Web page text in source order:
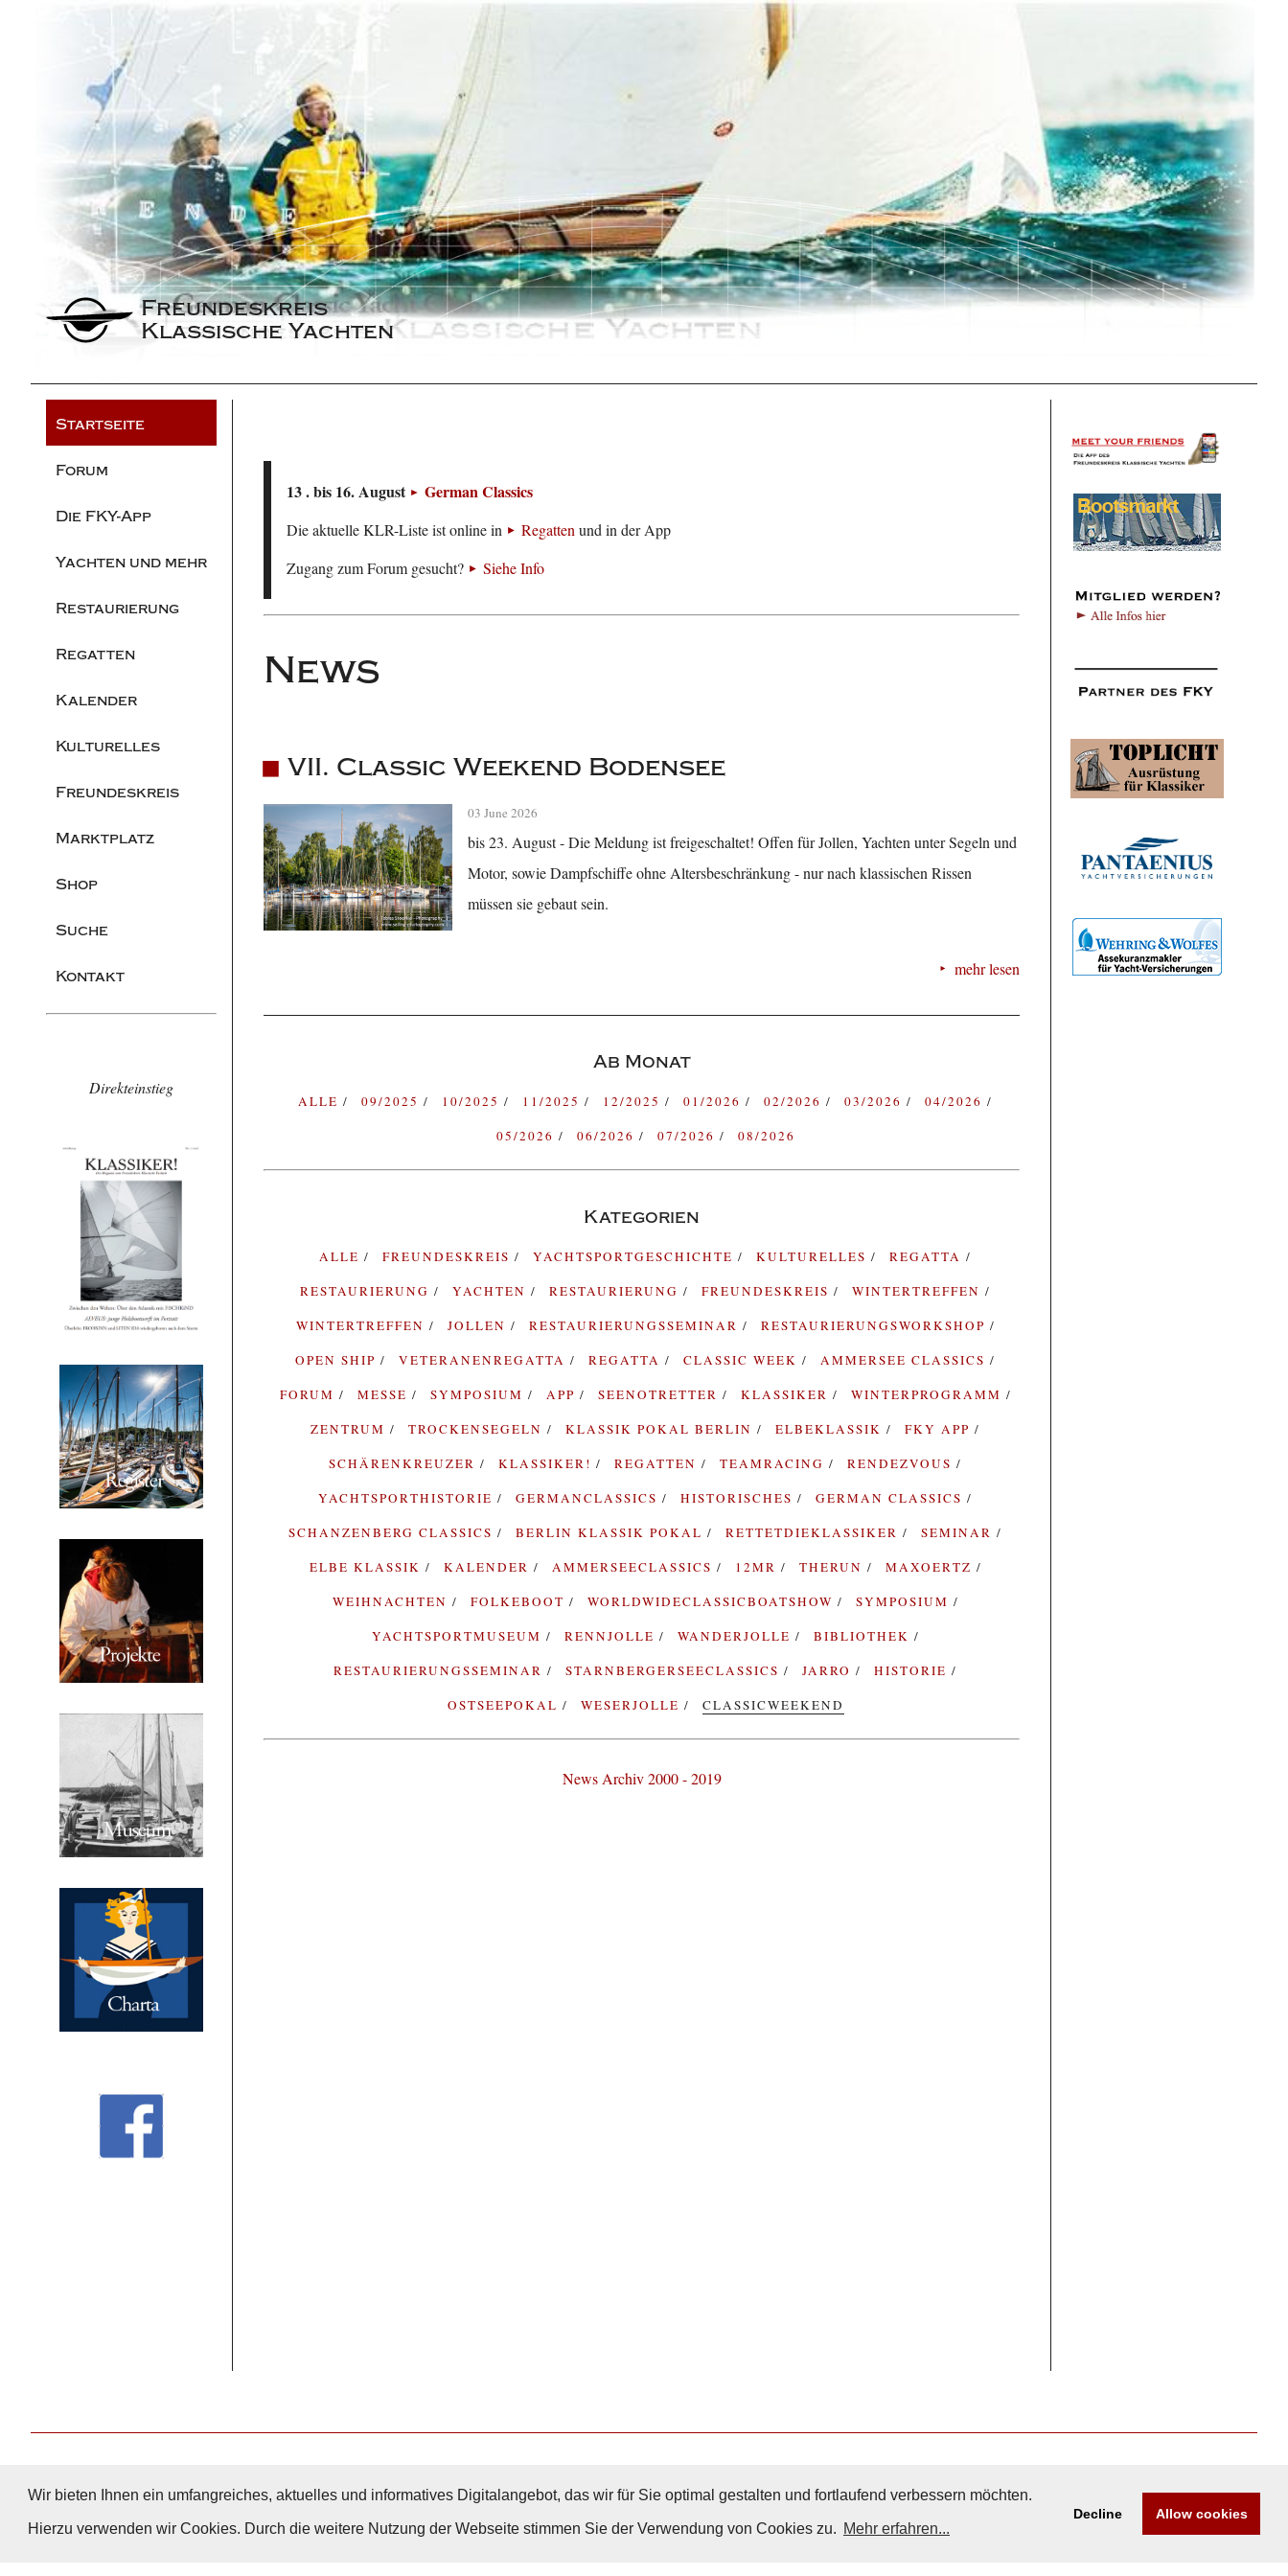
Wir bieten Ihnen ein umfangreiches, aktuelles und informatives Digitalangebot, das wir für Sie optimal gestalten und fortlaufend verbessern möchten.
Hierzu verwenden wir Cookies. Durch die weitere Nutzung der Webseite stimmen Sie der Verwendung von Cookies zu. Mehr erfahren...
Decline Allow cookies
Freundeskreis
Klassische Yachten
Startseite
Forum
Die FKY-App
Yachten und mehr
Restaurierung
Regatten
Kalender
Kulturelles
Freundeskreis
Marktplatz
Shop
Suche
Kontakt
Direkteinstieg
13 . bis 16. August German Classics
Die aktuelle KLR-Liste ist online in Regattenund in der App
Zugang zum Forum gesucht?
Siehe Info
News
VII. Classic Weekend Bodensee
03 June 2026
bis 23. August - Die Meldung ist freigeschaltet! Offen für Jollen, Yachten unter Segeln und
Motor, sowie Dampfschiffe ohne Altersbeschränkung - nur nach klassischen Rissen
müssen sie gebaut sein.
mehr lesen
Ab Monat
ALLE 09/2025 10/2025 11/2025 12/2025 01/2026 02/2026 03/2026
04/2026
05/2026
06/2026 07/2026 08/2026
Kategorien
ALLE FREUNDESKREIS YACHTSPORTGESCHICHTE KULTURELLES
REGATTA
RESTAURIERUNG
YACHTEN RESTAURIERUNG FREUNDESKREIS
WINTERTREFFEN
WINTERTREFFEN
JOLLEN RESTAURIERUNGSSEMINAR
RESTAURIERUNGSWORKSHOP
OPEN SHIP
VETERANENREGATTA REGATTA CLASSIC WEEK
AMMERSEE CLASSICS
FORUM
MESSE SYMPOSIUM APP SEENOTRETTER KLASSIKER
WINTERPROGRAMM
ZENTRUM
TROCKENSEGELN KLASSIK POKAL BERLIN ELBEKLASSIK
FKY APP
SCHÄRENKREUZER
KLASSIKER! REGATTEN TEAMRACING
RENDEZVOUS
YACHTSPORTHISTORIE
GERMANCLASSICS HISTORISCHES
GERMAN CLASSICS
SCHANZENBERG CLASSICS
BERLIN KLASSIK POKAL RETTETDIEKLASSIKER
SEMINAR
ELBE KLASSIK
KALENDER AMMERSEECLASSICS 12MR THERUN
MAXOERTZ
WEIHNACHTEN
FOLKEBOOT WORLDWIDECLASSICBOATSHOW
SYMPOSIUM
YACHTSPORTMUSEUM
RENNJOLLE WANDERJOLLE
BIBLIOTHEK
RESTAURIERUNGSSEMINAR
STARNBERGERSEECLASSICS JARRO
HISTORIE
OSTSEEPOKAL
WESERJOLLE CLASSICWEEKEND
News Archiv 2000 - 2019
Nach Oben